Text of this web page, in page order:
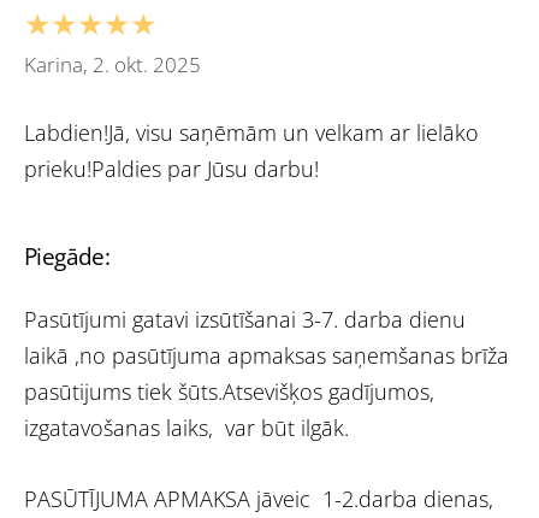
Piegāde:
Pasūtījumi gatavi izsūtīšanai 3-7. darba dienu
laikā ,no pasūtījuma apmaksas saņemšanas brīža
pasūtijums tiek šūts.Atsevišķos gadījumos,
izgatavošanas laiks, var būt ilgāk.
PASŪTĪJUMA APMAKSA jāveic 1-2.darba dienas,
★★★★★
Karina, 2. okt. 2025
Labdien!Jā, visu saņēmām un velkam ar lielāko
prieku!Paldies par Jūsu darbu!